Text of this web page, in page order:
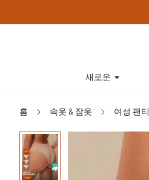
새로운
홈 속옷 & 잠옷 여성 팬티